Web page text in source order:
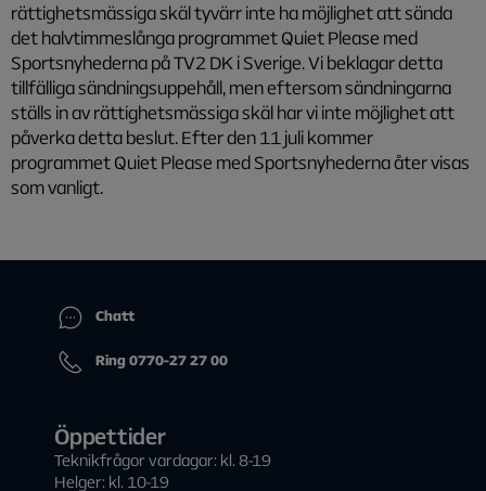
rättighetsmässiga skäl tyvärr inte ha möjlighet att sända
det halvtimmeslånga programmetQuiet Please med
Sportsnyhedernapå TV2 DK i Sverige. Vi beklagar detta
tillfälliga sändningsuppehåll, men eftersom sändningarna
ställs in av rättighetsmässiga skäl har vi inte möjlighet att
påverka detta beslut. Efter den 11 juli kommer
programmetQuiet Please med Sportsnyhedernaåter visas
som vanligt.
Chatt
Ring 0770-27 27 00
Öppettider
Teknikfrågor vardagar: kl. 8-19
Helger: kl. 10-19